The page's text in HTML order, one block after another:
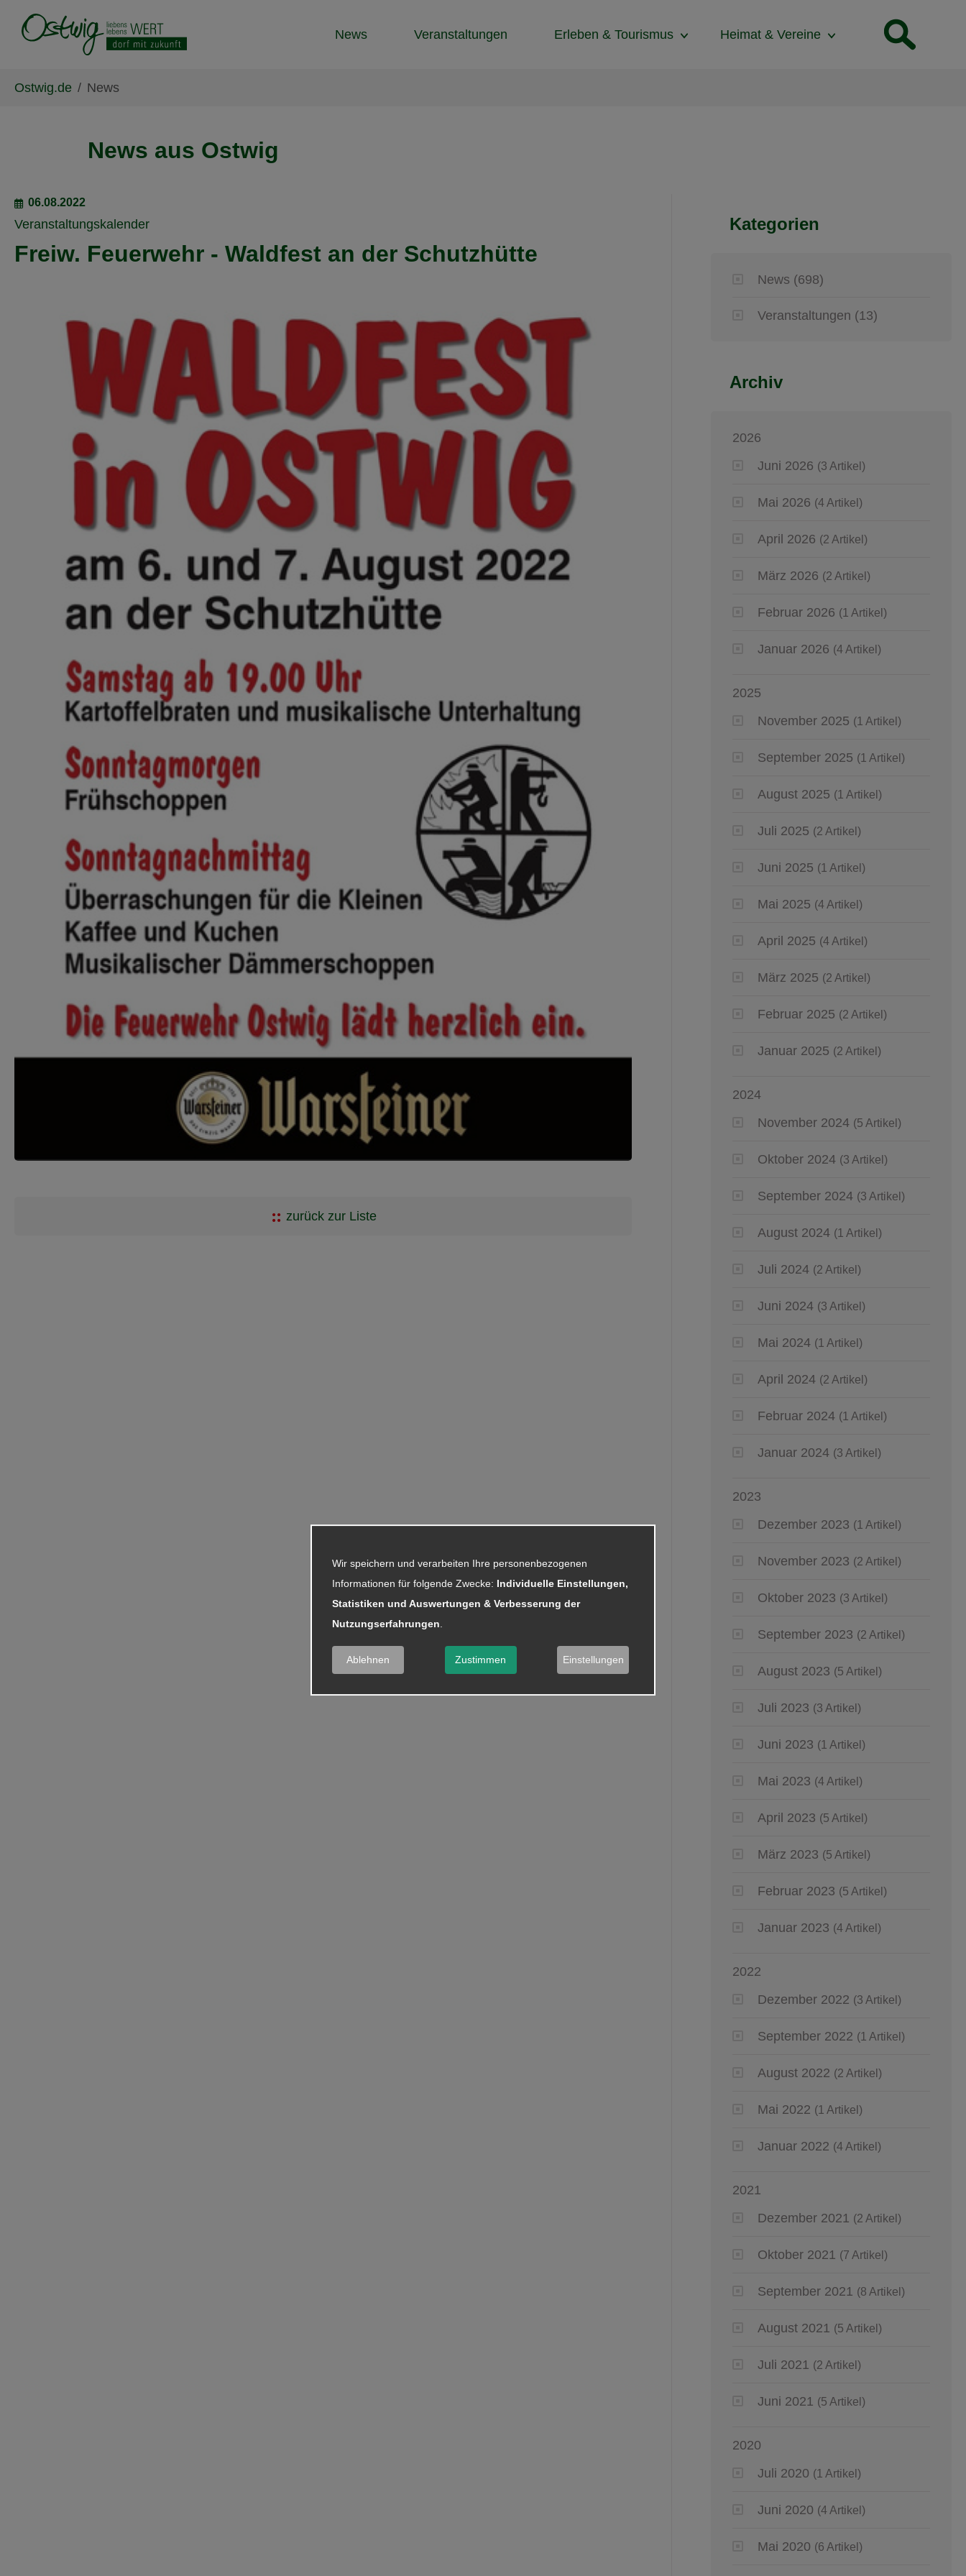
News
Veranstaltungen Erleben & Tourismus Heimat & Vereine
Ostwig.de News
News aus Ostwig
06.08.2022
Veranstaltungskalender
Freiw. Feuerwehr - Waldfest an der Schutzhütte
zurück zur Liste
Kategorien
News (698)
Veranstaltungen (13)
Archiv
2026
Juni 2026 (3 Artikel)
Mai 2026 (4 Artikel)
April 2026 (2 Artikel)
März 2026 (2 Artikel)
Februar 2026 (1 Artikel)
Januar 2026 (4 Artikel)
2025
November 2025 (1 Artikel)
September 2025 (1 Artikel)
August 2025 (1 Artikel)
Juli 2025 (2 Artikel)
Juni 2025 (1 Artikel)
Mai 2025 (4 Artikel)
April 2025 (4 Artikel)
März 2025 (2 Artikel)
Februar 2025 (2 Artikel)
Januar 2025 (2 Artikel)
2024
November 2024 (5 Artikel)
Oktober 2024 (3 Artikel)
September 2024 (3 Artikel)
August 2024 (1 Artikel)
Juli 2024 (2 Artikel)
Juni 2024 (3 Artikel)
Mai 2024 (1 Artikel)
April 2024 (2 Artikel)
Februar 2024 (1 Artikel)
Januar 2024 (3 Artikel)
2023
Dezember 2023 (1 Artikel)
November 2023 (2 Artikel)
Oktober 2023 (3 Artikel)
September 2023 (2 Artikel)
August 2023 (5 Artikel)
Juli 2023 (3 Artikel)
Juni 2023 (1 Artikel)
Mai 2023 (4 Artikel)
April 2023 (5 Artikel)
März 2023 (5 Artikel)
Februar 2023 (5 Artikel)
Januar 2023 (4 Artikel)
2022
Dezember 2022 (3 Artikel)
September 2022 (1 Artikel)
August 2022 (2 Artikel)
Mai 2022 (1 Artikel)
Januar 2022 (4 Artikel)
2021
Dezember 2021 (2 Artikel)
Oktober 2021 (7 Artikel)
September 2021 (8 Artikel)
August 2021 (5 Artikel)
Juli 2021 (2 Artikel)
Juni 2021 (5 Artikel)
2020
Juli 2020 (1 Artikel)
Juni 2020 (4 Artikel)
Mai 2020 (6 Artikel)
Wir speichern und verarbeiten Ihre personenbezogenen
Informationen für folgende Zwecke: Individuelle Einstellungen,
Statistiken und Auswertungen & Verbesserung der
Nutzungserfahrungen
Ablehnen Zustimmen Einstellungen